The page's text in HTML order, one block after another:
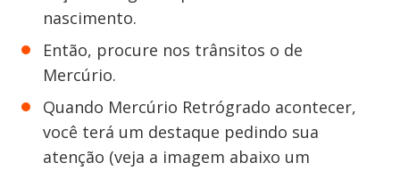
nascimento.
Então, procure nos trânsitos o de
Mercúrio.
Quando Mercúrio Retrógrado acontecer,
você terá um destaque pedindo sua
atenção (veja a imagem abaixo um